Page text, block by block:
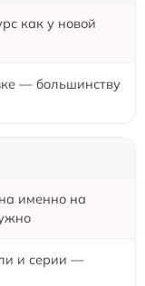
как у новой
— большинству
именно на
и серии —